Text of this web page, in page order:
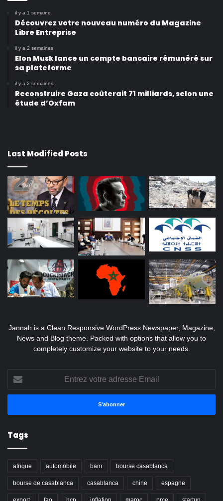
il y a 1 semaine
Découvrez votre nouveau numéro du Magazine
Libre Entreprise
il y a 2 semaines
Elon Musk lance un compte bancaire rémunéré sur
sa plateforme
il y a 2 semaines
Reconstruire Gaza coûterait 71 milliards, selon une
étude d’Oxfam
Last Modified Posts
Jannah is a Clean Responsive WordPress Newspaper, Magazine,
News and Blog theme. Packed with options that allow you to
completely customize your website to your needs.
votre
adresse
Tags
afrique automobile bam bourse casablanca
bourse de casablanca casablanca chine espagne